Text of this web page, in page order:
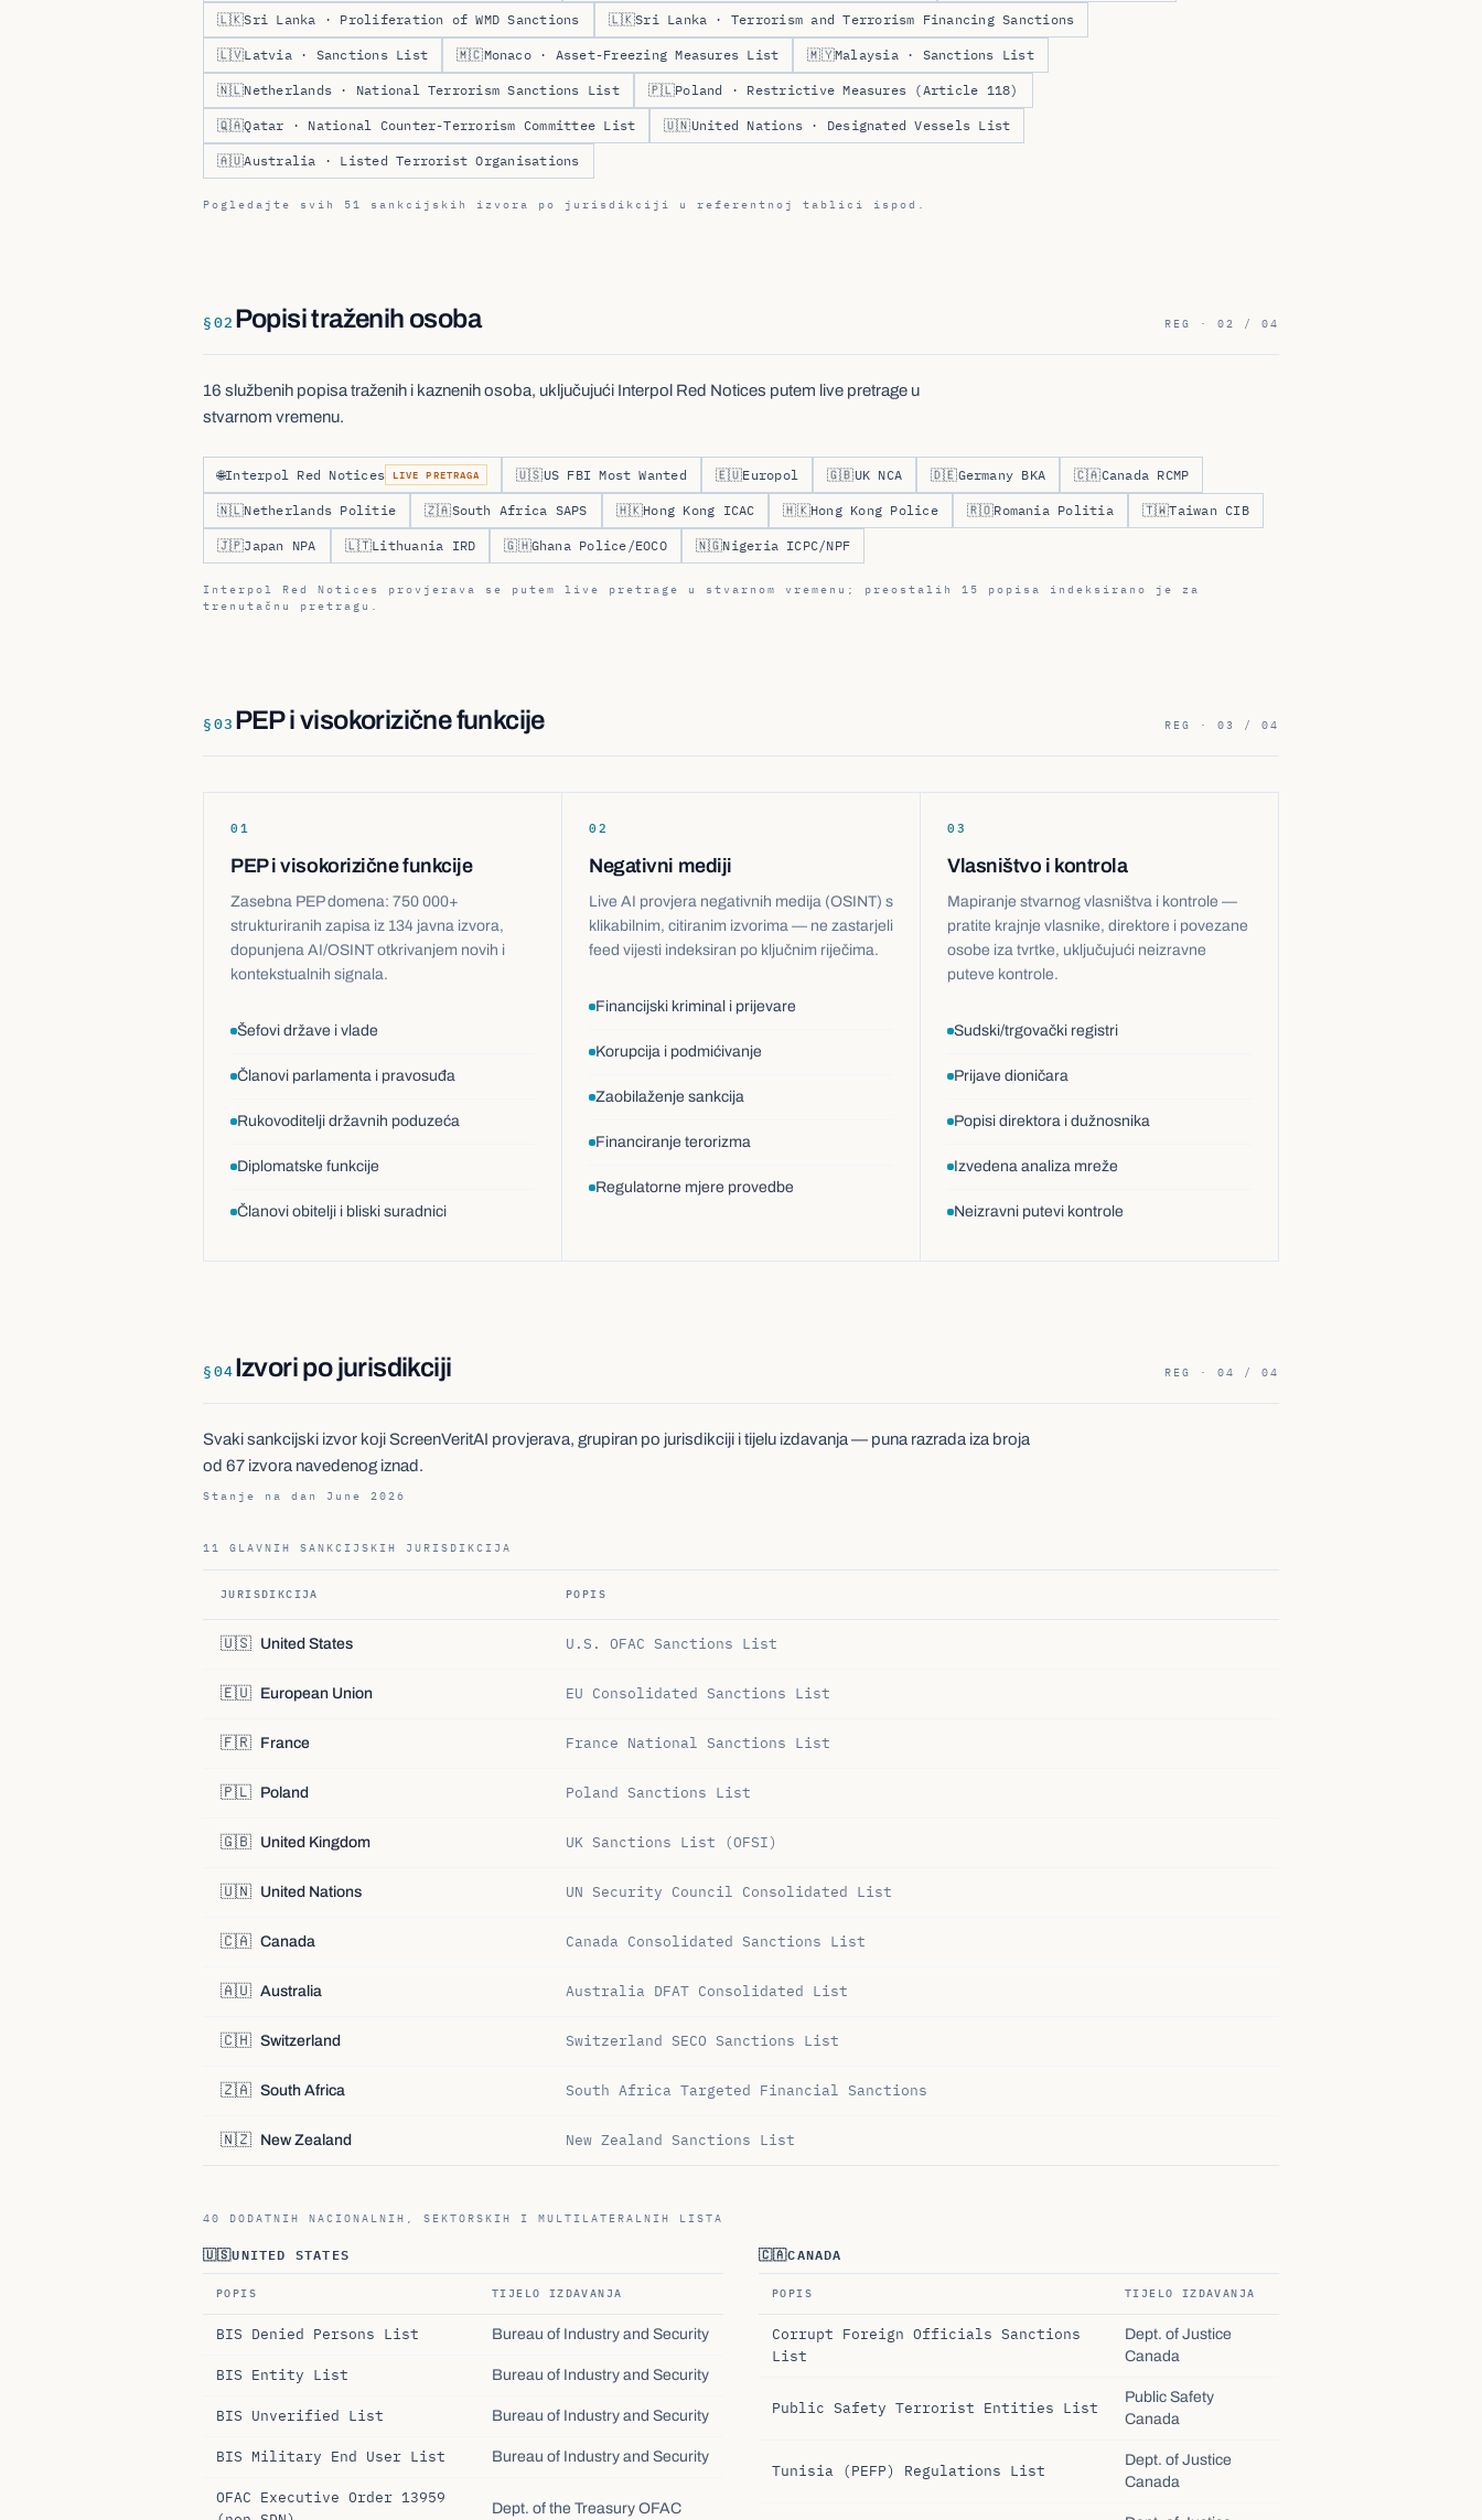
🇱🇰Sri Lanka · Proliferation of WMD Sanctions 🇱🇰Sri Lanka · Terrorism and Terrorism Financing Sanctions
🇱🇻Latvia · Sanctions List 🇲🇨Monaco · Asset-Freezing Measures List 🇲🇾Malaysia · Sanctions List
🇳🇱Netherlands · National Terrorism Sanctions List 🇵🇱Poland · Restrictive Measures (Article 118)
🇶🇦Qatar · National Counter-Terrorism Committee List 🇺🇳United Nations · Designated Vessels List
🇦🇺Australia · Listed Terrorist Organisations
Pogledajte svih 51 sankcijskih izvora po jurisdikciji u referentnoj tablici ispod.
§02 Popisi traženih osoba REG · 02 / 04
16 službenih popisa traženih i kaznenih osoba, uključujući Interpol Red Notices putem live pretrage u
stvarnom vremenu.
🌐Interpol Red Notices LIVE PRETRAGA 🇺🇸US FBI Most Wanted 🇪🇺Europol 🇬🇧UK NCA 🇩🇪Germany BKA 🇨🇦Canada RCMP
🇳🇱Netherlands Politie 🇿🇦South Africa SAPS 🇭🇰Hong Kong ICAC 🇭🇰Hong Kong Police 🇷🇴Romania Politia 🇹🇼Taiwan CIB
🇯🇵Japan NPA 🇱🇹Lithuania IRD 🇬🇭Ghana Police/EOCO 🇳🇬Nigeria ICPC/NPF
Interpol Red Notices provjerava se putem live pretrage u stvarnom vremenu; preostalih 15 popisa indeksirano je za
trenutačnu pretragu.
§03 PEP i visokorizične funkcije REG · 03 / 04
01
PEP i visokorizične funkcije
Zasebna PEP domena: 750 000+
strukturiranih zapisa iz 134 javna izvora,
dopunjena AI/OSINT otkrivanjem novih i
kontekstualnih signala.
Šefovi države i vlade
Članovi parlamenta i pravosuđa
Rukovoditelji državnih poduzeća
Diplomatske funkcije
Članovi obitelji i bliski suradnici
02
Negativni mediji
Live AI provjera negativnih medija (OSINT) s
klikabilnim, citiranim izvorima — ne zastarjeli
feed vijesti indeksiran po ključnim riječima.
Financijski kriminal i prijevare
Korupcija i podmićivanje
Zaobilaženje sankcija
Financiranje terorizma
Regulatorne mjere provedbe
03
Vlasništvo i kontrola
Mapiranje stvarnog vlasništva i kontrole —
pratite krajnje vlasnike, direktore i povezane
osobe iza tvrtke, uključujući neizravne
puteve kontrole.
Sudski/trgovački registri
Prijave dioničara
Popisi direktora i dužnosnika
Izvedena analiza mreže
Neizravni putevi kontrole
§04Izvori po jurisdikciji REG · 04 / 04
Svaki sankcijski izvor koji ScreenVeritAI provjerava, grupiran po jurisdikciji i tijelu izdavanja — puna razrada iza broja
od 67 izvora navedenog iznad.
Stanje na dan June 2026
11 GLAVNIH SANKCIJSKIH JURISDIKCIJA
JURISDIKCIJA POPIS
🇺🇸 United States U.S. OFAC Sanctions List
🇪🇺 European Union EU Consolidated Sanctions List
🇫🇷 France France National Sanctions List
🇵🇱 Poland Poland Sanctions List
🇬🇧 United Kingdom UK Sanctions List (OFSI)
🇺🇳 United Nations UN Security Council Consolidated List
🇨🇦 Canada Canada Consolidated Sanctions List
🇦🇺 Australia Australia DFAT Consolidated List
🇨🇭 Switzerland Switzerland SECO Sanctions List
🇿🇦 South Africa South Africa Targeted Financial Sanctions
🇳🇿 New Zealand New Zealand Sanctions List
40 DODATNIH NACIONALNIH, SEKTORSKIH I MULTILATERALNIH LISTA
🇺🇸UNITED STATES
POPIS TIJELO IZDAVANJA
BIS Denied Persons List Bureau of Industry and Security
BIS Entity List Bureau of Industry and Security
BIS Unverified List Bureau of Industry and Security
BIS Military End User List Bureau of Industry and Security
OFAC Executive Order 13959
Dept. of the Treasury OFAC
🇨🇦CANADA
POPIS TIJELO IZDAVANJA
Corrupt Foreign Officials Sanctions
List
Dept. of Justice
Canada
Public Safety Terrorist Entities List
Public Safety
Canada
Tunisia (PEFP) Regulations List
Dept. of Justice
Canada